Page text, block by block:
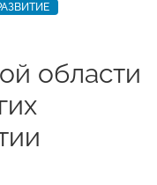
области